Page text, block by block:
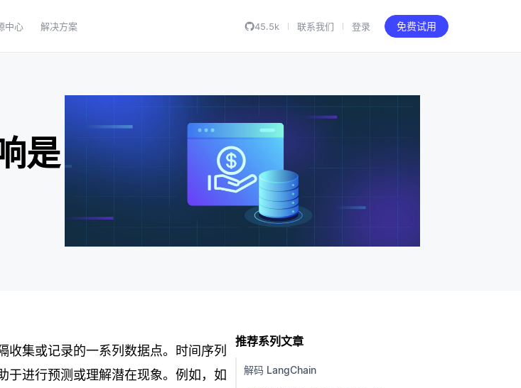
中心 解决方案 45.5k 联系我们 登录 免费试用
是
集或记录的一系列数据点。时间序列
于进行预测或理解潜在现象。例如，如
推荐系列文章
解码 LangChain